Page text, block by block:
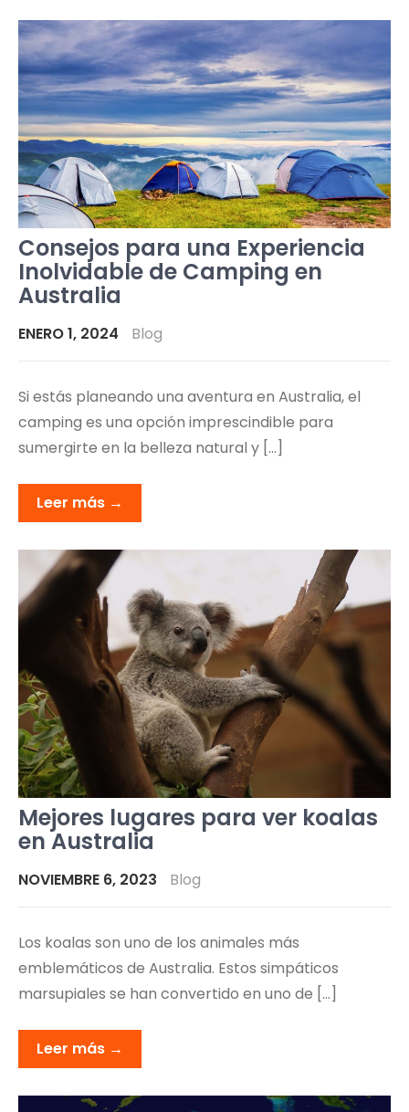
Consejos para una Experiencia
Inolvidable de Camping en
Australia
ENERO 1, 2024 Blog
Si estás planeando una aventura en Australia, el
camping es una opción imprescindible para
sumergirte en la belleza natural y […]
Leer más →
Mejores lugares para ver koalas
en Australia
NOVIEMBRE 6, 2023 Blog
Los koalas son uno de los animales más
emblemáticos de Australia. Estos simpáticos
marsupiales se han convertido en uno de […]
Leer más →